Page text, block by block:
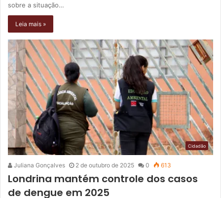
sobre a situação…
Leia mais »
Cidadão
Juliana Gonçalves 2 de outubro de 2025 0 613
Londrina mantém controle dos casos
de dengue em 2025